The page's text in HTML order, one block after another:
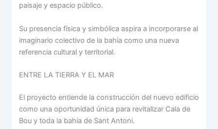
paisaje y espacio público.
Su presencia física y simbólica aspira a incorporarse al
imaginario colectivo de la bahía como una nueva
referencia cultural y territorial.
ENTRE LA TIERRA Y EL MAR
El proyecto entiende la construcción del nuevo edificio
como una oportunidad única para revitalizar Cala de
Bou y toda la bahía de Sant Antoni.